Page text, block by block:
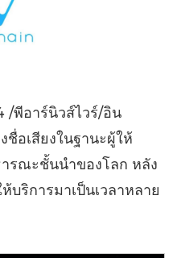
/พีอาร์นิวส์ไวร์/อิน
ชื่อเสียงในฐานะผู้ให้
รณะชั้นนำของโลก หลัง
บริการมาเป็นเวลาหลาย